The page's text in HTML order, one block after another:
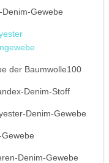
Gewebe
der Baumwolle100
Denim-Stoff
Denim-Gewebe
Denim-Gewebe